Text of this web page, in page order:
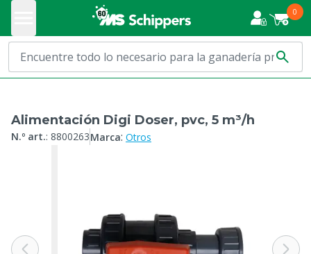
0
Alimentación Digi Doser, pvc, 5 m³/h
N.º art.: 8800263Marca: Otros